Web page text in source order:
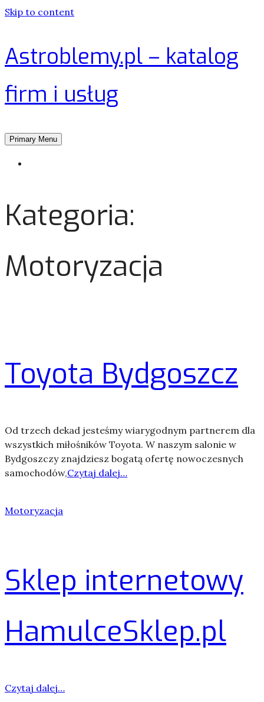
Skip to content
Astroblemy.pl – katalog
firm i usług
Primary Menu
Kategoria:
Motoryzacja
Toyota Bydgoszcz
Od trzech dekad jesteśmy wiarygodnym partnerem dla
wszystkich miłośników Toyota. W naszym salonie w
Bydgoszczy znajdziesz bogatą ofertę nowoczesnych
samochodów,Czytaj dalej…
Motoryzacja
Sklep internetowy
HamulceSklep.pl
Czytaj dalej…